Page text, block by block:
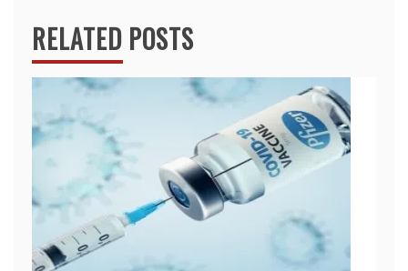
RELATED POSTS